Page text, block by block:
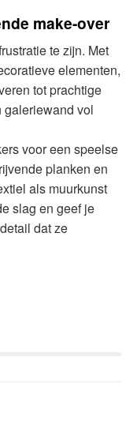
make-over
te zijn. Met
elementen,
tot prachtige
galeriewand vol
voor een speelse
planken en
als muurkunst
slag en geef je
dat ze